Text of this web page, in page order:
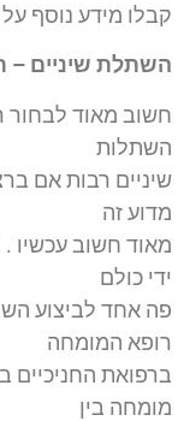
קבלו מידע נוסף
השתלת שיניים –
חשוב מאוד לבחור
השתלות
שיניים רבות אם
מדוע זה
מאוד חשוב עכשיו
ידי כולם
פה אחד לביצוע
רופא המומחה
ברפואת החניכיים
מומחה בין